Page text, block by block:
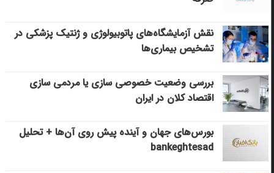
نقش آزمایشگاه‌های پاتوبیولوژی و ژنتیک پزشکی در
تشخیص بیماری‌ها
بررسی وضعیت خصوصی سازی یا مردمی سازی
اقتصاد کلان در ایران
بورس‌های جهان و آینده پیش روی آن‌ها + تحلیل
bankeghtesad